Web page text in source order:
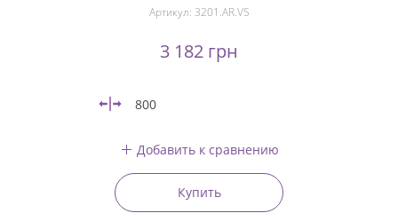
Артикул: 3201.AR.VS
3 182 грн
800
Добавить к сравнению
Купить